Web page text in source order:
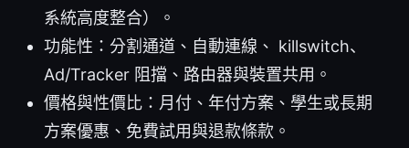
系統高度整合）。
功能性：分割通道、自動連線、 killswitch、
Ad/Tracker 阻擋、路由器與裝置共用。
價格與性價比：月付、年付方案、學生或長期
方案優惠、免費試用與退款條款。